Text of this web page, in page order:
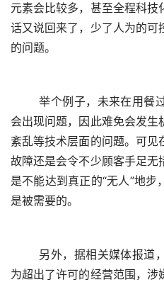
元素会比较多，甚至全程科技
话又说回来了，少了人为的
的问题。
	举个例子，未来在用餐过程中，谁都不敢保证机器不
会出现问题，因此难免会发
紊乱等技术层面的问题。可
故障还是会令不少顾客手足
是不能达到真正的“无人”地
是被需要的。
为超出了许可的经营范围，涉